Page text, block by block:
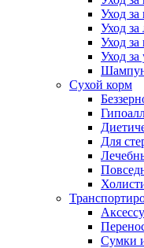
Уход
Уход за
Уход за
Уход
Сухой корм
Для
Сумки